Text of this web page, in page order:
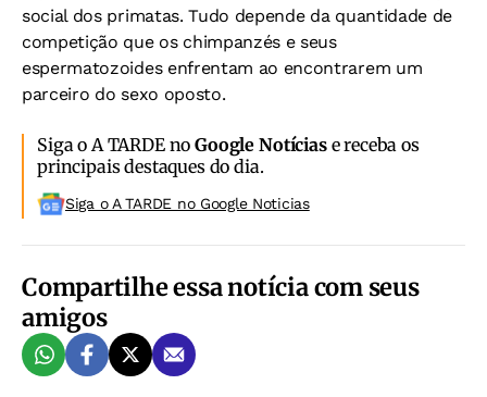
social dos primatas. Tudo depende da quantidade de
competição que os chimpanzés e seus
espermatozoides enfrentam ao encontrarem um
parceiro do sexo oposto.
Siga o A TARDE noGoogle Notíciase receba os
principais destaques do dia.
Siga o A TARDE no Google Noticias
Compartilhe essa notícia com seus
amigos